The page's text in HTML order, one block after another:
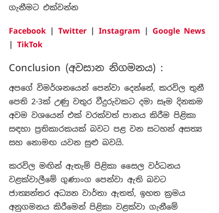
ගැනීමට එක්වන්න
Facebook| Twitter| Instagram | Google News
| TikTok
Conclusion (අවසාන නිගමනය) :
අපගේ විමර්ශනයෙන් පෙන්වා දෙන්නේ, කරවිල තුනී
පෙති 2-3ක් උණු වතුර වීදුරුවකට දමා සෑම දිනකම
අවම වශයෙන් එක් වරක්වත් පානය කිරීම පිළිකා
සඳහා ප්‍රතිකාරකයක් බවට පළ වන සටහන් අසත්‍ය
සහ නොමඟ යවන සුළු බවයි.
කරවිල මඟින් ඇතැම් පිළිකා සෛල වර්ධනය
වළක්වාලීමේ ගුණාංග පෙන්වා ඇති බවට
ජාත්‍යන්තර අධ්‍යන වාර්තා ඇතත්, ඉහත ක්‍රමය
අනුගමනය කිරීමෙන් පිළිකා වළක්වා ගැනීමේ